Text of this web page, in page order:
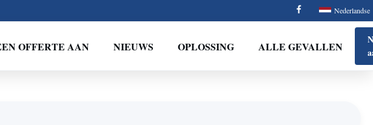
Nederlandse
OFFERTE AAN NIEUWS OPLOSSING ALLE GEVALLEN